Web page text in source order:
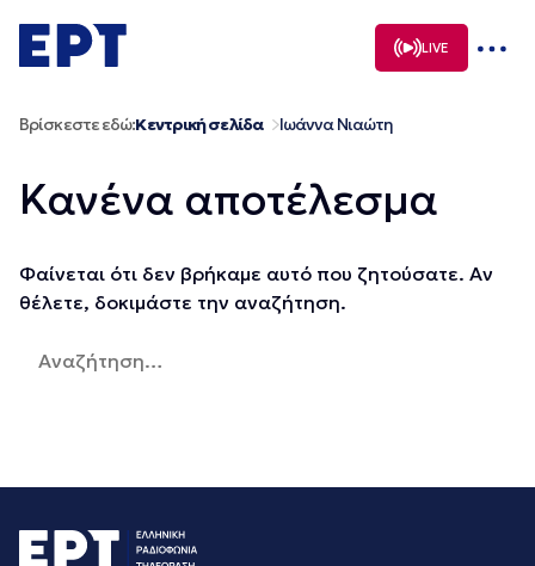
σε
περιεχόμενο
LIVE
Βρίσκεστε εδώ:Κεντρική σελίδα Ιωάννα Νιαώτη
Κανένα αποτέλεσμα
Φαίνεται ότι δεν βρήκαμε αυτό που ζητούσατε. Αν
θέλετε, δοκιμάστε την αναζήτηση.
για: